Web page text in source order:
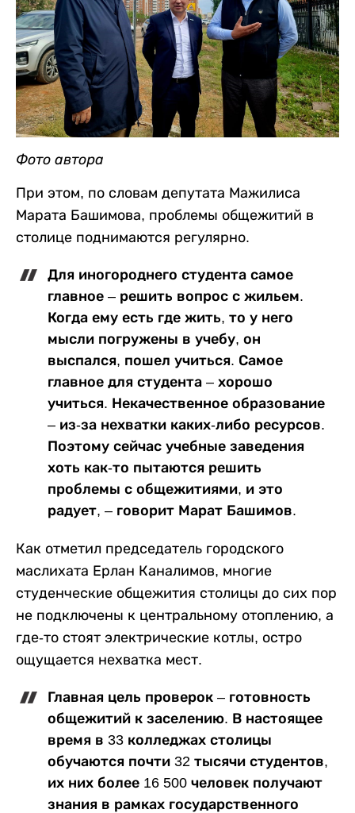
Фото автора
При этом, по словам депутата Мажилиса
Марата Башимова, проблемы общежитий в
столице поднимаются регулярно.
Для иногороднего студента самое
главное – решить вопрос с жильем.
Когда ему есть где жить, то у него
мысли погружены в учебу, он
выспался, пошел учиться. Самое
главное для студента – хорошо
учиться. Некачественное образование
– из-за нехватки каких-либо ресурсов.
Поэтому сейчас учебные заведения
хоть как-то пытаются решить
проблемы с общежитиями, и это
радует, – говорит Марат Башимов.
Как отметил председатель городского
маслихата Ерлан Каналимов, многие
студенческие общежития столицы до сих пор
не подключены к центральному отоплению, а
где-то стоят электрические котлы, остро
ощущается нехватка мест.
Главная цель проверок – готовность
общежитий к заселению. В настоящее
время в 33 колледжах столицы
обучаются почти 32 тысячи студентов,
их них более 16 500 человек получают
знания в рамках государственного